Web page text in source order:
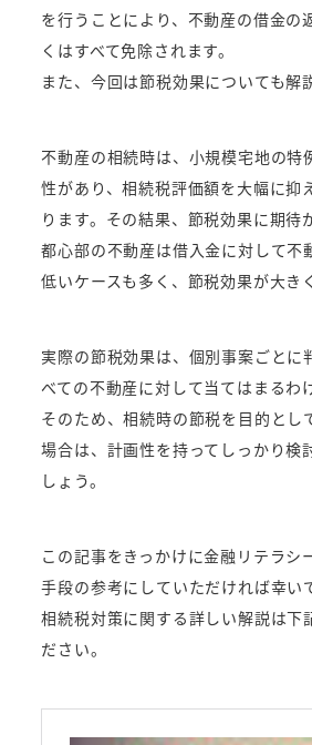
を行うことにより、不動産の借金の
くはすべて免除されます。
また、今回は節税効果についても解
不動産の相続時は、小規模宅地の特
性があり、相続税評価額を大幅に抑
ります。その結果、節税効果に期待
都心部の不動産は借入金に対して不
低いケースも多く、節税効果が大き
実際の節税効果は、個別事案ごとに
べての不動産に対して当てはまるわ
そのため、相続時の節税を目的とし
場合は、計画性を持ってしっかり検
しょう。
この記事をきっかけに金融リテラシ
手段の参考にしていただければ幸い
相続税対策に関する詳しい解説は下
ださい。